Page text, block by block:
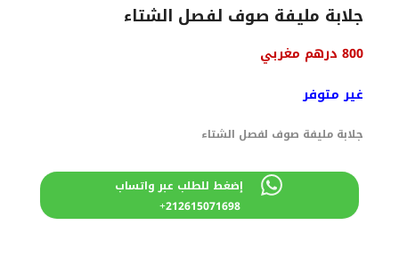
جلابة مليفة صوف لفصل الشتاء
السعر
هو:
830 درهم
مغربي.
800 درهم مغربي
مغربي.
غير متوفر
جلابة مليفة صوف لفصل الشتاء
إضغط للطلب عبر واتساب
212615071698+